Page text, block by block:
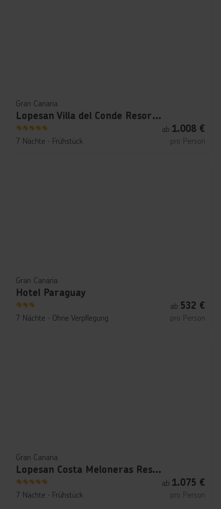
Gran Canaria
Lopesan Villa del Conde Resort & Thalasso
5
7 Nächte ∙ Frühstück
ab 1.008 €
pro Person
Gran Canaria
Hotel Paraguay
3
7 Nächte ∙ Ohne Verpflegung
ab 532 €
pro Person
Gran Canaria
Lopesan Costa Meloneras Resort & Spa
5
7 Nächte ∙ Frühstück
ab 1.075 €
pro Person